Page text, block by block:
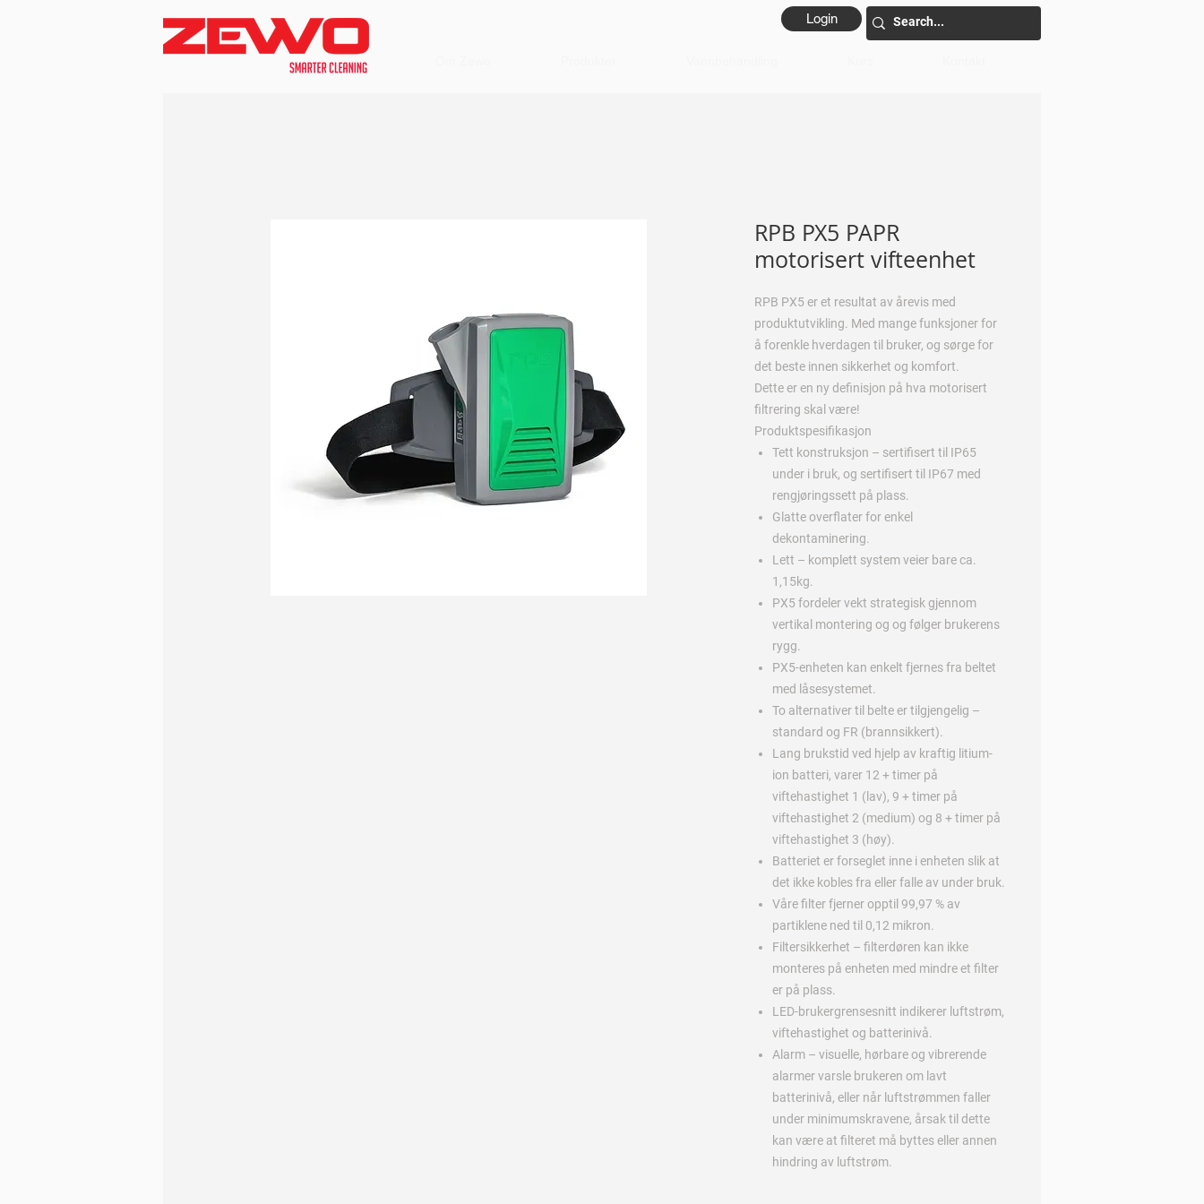
Login
RPB PX5 PAPR
motorisert vifteenhet
RPB PX5 er et resultat av årevis med
produktutvikling. Med mange funksjoner for
å forenkle hverdagen til bruker, og sørge for
det beste innen sikkerhet og komfort.
Dette er en ny definisjon på hva motorisert
filtrering skal være!
Produktspesifikasjon
Tett konstruksjon – sertifisert til IP65
under i bruk, og sertifisert til IP67 med
rengjøringssett på plass.
Glatte overflater for enkel
dekontaminering.
Lett – komplett system veier bare ca.
1,15kg.
PX5 fordeler vekt strategisk gjennom
vertikal montering og og følger brukerens
rygg.
PX5-enheten kan enkelt fjernes fra beltet
med låsesystemet.
To alternativer til belte er tilgjengelig –
standard og FR (brannsikkert).
Lang brukstid ved hjelp av kraftig litium-
ion batteri, varer 12 + timer på
viftehastighet 1 (lav), 9 + timer på
viftehastighet 2 (medium) og 8 + timer på
viftehastighet 3 (høy).
Batteriet er forseglet inne i enheten slik at
det ikke kobles fra eller falle av under bruk.
Våre filter fjerner opptil 99,97 % av
partiklene ned til 0,12 mikron.
Filtersikkerhet – filterdøren kan ikke
monteres på enheten med mindre et filter
er på plass.
LED-brukergrensesnitt indikerer luftstrøm,
viftehastighet og batterinivå.
Alarm – visuelle, hørbare og vibrerende
alarmer varsle brukeren om lavt
batterinivå, eller når luftstrømmen faller
under minimumskravene, årsak til dette
kan være at filteret må byttes eller annen
hindring av luftstrøm.